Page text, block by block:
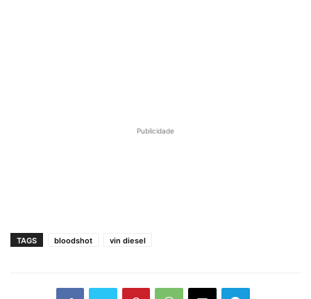
Publicidade
TAGS bloodshot vin diesel